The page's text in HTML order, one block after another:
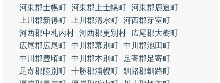
河東郡士幌町 河東郡上士幌町 河東郡鹿追町
上川郡新得町
上川郡清水町 河西郡芽室町
河西郡中札内村 河西郡更別村
広尾郡大樹町
広尾郡広尾町
中川郡幕別町
中川郡池田町
中川郡豊頃町
中川郡本別町
足寄郡足寄町
足寄郡陸別町 十勝郡浦幌町 釧路郡釧路町